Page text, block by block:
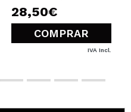
28,50€
COMPRAR
IVA Incl.